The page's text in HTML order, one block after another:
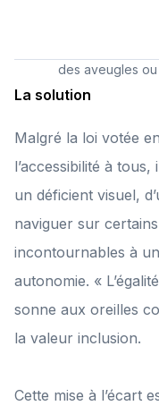
des aveugles ou
La solution
Malgré la loi votée
l’accessibilité à
un déficient visuel,
naviguer sur
incontournables à
autonomie. «
sonne aux oreilles
la valeur inclusion.
Cette mise à l’écart